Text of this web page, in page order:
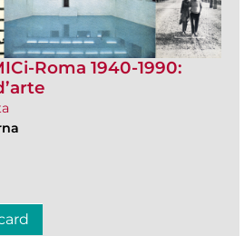
Roma 1940-1990: